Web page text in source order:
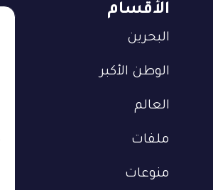
الأقسام
البحرين
الوطن الأكبر
العالم
ملفات
منوعات